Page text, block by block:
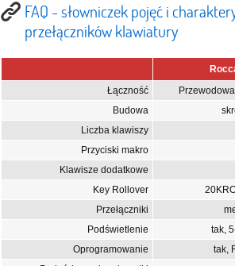
FAQ - słowniczek pojęć i
przełączników klawiatury
Łączność
Budowa
Liczba klawiszy
Przyciski makro
Klawisze dodatkowe
Key Rollover
Przełączniki
Podświetlenie
tak,
Oprogramowanie
tak,